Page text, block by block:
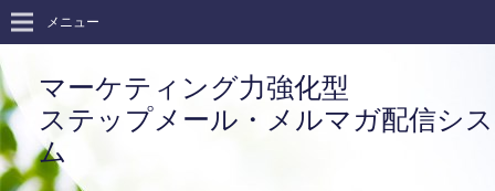
マーケティング力強化型
ステップメール・メルマガ配信シ
ム
メニュー